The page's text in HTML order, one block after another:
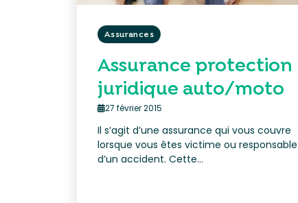
Assurances
Assurance protection
juridique auto/moto
27 février 2015
Il s’agit d’une assurance qui vous couvre
lorsque vous êtes victime ou responsable
d’un accident. Cette...